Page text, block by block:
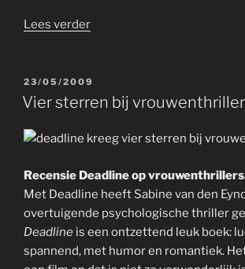
Lees verder“interview
GEPLAATST
OP
23/05/2009
Vier sterren bij
Recensie Deadline op
Met Deadline heeft Sabine van den
overtuigende psychologische thriller
Deadline is een ontzettend leuk boek:
spannend, met humor en romantiek.